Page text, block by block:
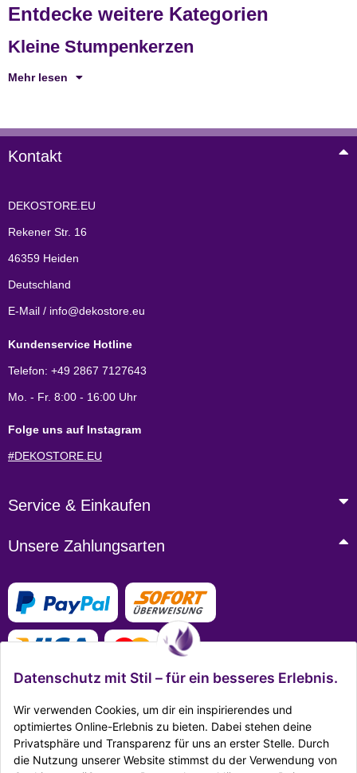
Entdecke weitere Kategorien
Kleine Stumpenkerzen
Mehr lesen
Kontakt
DEKOSTORE.EU
Rekener Str. 16
46359 Heiden
Deutschland
E-Mail / info@dekostore.eu
Kundenservice Hotline
Telefon: +49 2867 7127643
Mo. - Fr. 8:00 - 16:00 Uhr
Folge uns auf Instagram
#DEKOSTORE.EU
Service & Einkaufen
Unsere Zahlungsarten
Mehr Infos zu den Zahlungsarten
Datenschutz mit Stil – für ein besseres Erlebnis.
Wir verwenden Cookies, um dir ein inspirierendes und
optimiertes Online-Erlebnis zu bieten. Dabei stehen deine
Privatsphäre und Transparenz für uns an erster Stelle. Durch
die Nutzung unserer Website stimmst du der Verwendung von